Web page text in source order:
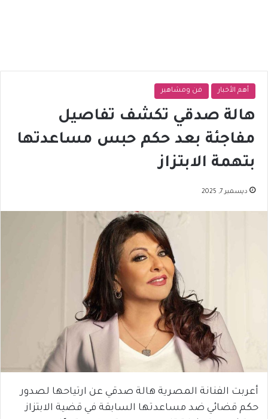
أهم الأخبار فن ومشاهير
هالة صدقي تكشف تفاصيل
مفاجئة بعد حكم حبس مساعدتها
بتهمة الابتزاز
ديسمبر 7, 2025
أعربت الفنانة المصرية هالة صدقي عن ارتياحها لصدور
حكم قضائي ضد مساعدتها السابقة في قضية الابتزاز